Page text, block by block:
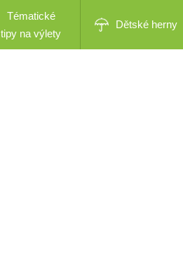
Tématické
tipy na výlety
Dětské herny